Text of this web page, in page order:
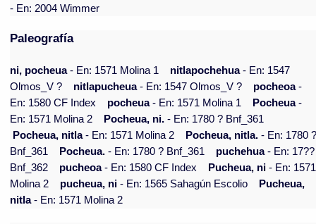
- En: 2004 Wimmer
Paleografía
ni, pocheua- En: 1571 Molina 1 nitlapochehua- En: 1547
Olmos_V ?
nitlapucheua- En: 1547 Olmos_V ? pocheoa-
En: 1580 CF Index
pocheua- En: 1571 Molina 1 Pocheua-
En: 1571 Molina 2
Pocheua, ni. - En: 1780 ? Bnf_361
Pocheua, nitla- En: 1571 Molina 2 Pocheua, nitla. - En: 1780
Bnf_361
Pocheua. - En: 1780 ? Bnf_361 puchehua- En: 17??
Bnf_362
pucheoa- En: 1580 CF Index Pucheua, ni - En: 1571
Molina 2
pucheua, ni - En: 1565 Sahagún Escolio
Pucheua,
nitla- En: 1571 Molina 2